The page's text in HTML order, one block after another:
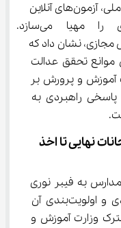
آموزش‌های چندرسانه‌ای، محتوای تعاملی، آزمون‌های آنلاین
و سامانه‌های مدیریت یادگیری
آموزش مجازی، نشان داد که
پایدار یکی از اصلی‌ترین موانع تحقق عدالت
آموزش و پرورش بر
پاسخی راهبردی به
نهایی تا اخذ
به فیبر نوری
آموزش و پرورش، رویکرد مرحله‌بندی و اولویت‌بندی آن
وزارت آموزش و